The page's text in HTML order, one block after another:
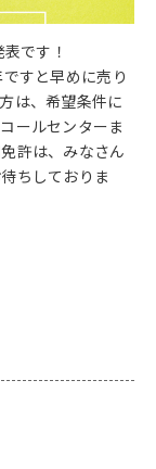
です！
すと早めに売り
は、希望条件に
ールセンターま
許は、みなさん
ちしておりま